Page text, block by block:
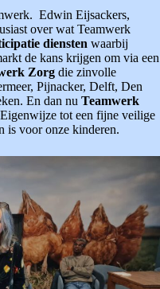
Edwin Eijsackers,
over wat Teamwerk
diensten waarbij
de kans krijgen om via een
Zorg die zinvolle
Pijnacker, Delft, Den
En dan nu Teamwerk
tot een fijne veilige
is voor onze kinderen.